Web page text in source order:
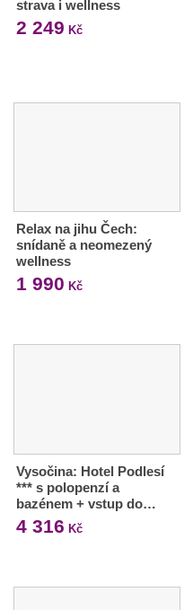
strava i wellness
2 249 Kč
Relax na jihu Čech:
snídaně a neomezený
wellness
1 990 Kč
Vysočina: Hotel Podlesí
*** s polopenzí a
bazénem + vstup do…
4 316 Kč